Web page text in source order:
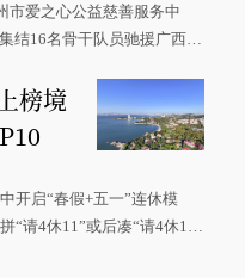
市爱之心公益慈善服务中
结16名骨干队员驰援广西灾
榜境
开启“春假+五一”连休模
“请4休11”或后凑“请4休1